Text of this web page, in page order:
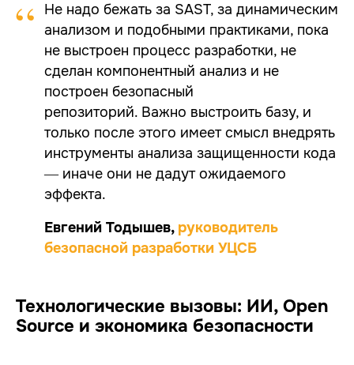
“
Не надо бежать за SAST, за динамическим
анализом и подобными практиками, пока
не выстроен процесс разработки, не
сделан компонентный анализ и не
построен безопасный
репозиторий. Важно выстроить базу, и
только после этого имеет смысл внедрять
инструменты анализа защищенности кода
— иначе они не дадут ожидаемого
эффекта.
Евгений Тодышев, руководитель
безопасной разработки УЦСБ
Технологические вызовы: ИИ, Open
Source и экономика безопасности